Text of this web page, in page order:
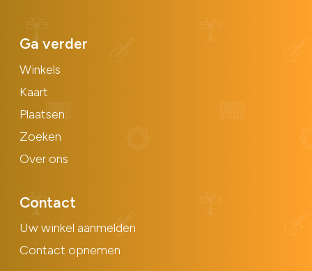
Ga verder
Winkels
Kaart
Plaatsen
Zoeken
Over ons
Contact
Uw winkel aanmelden
Contact opnemen